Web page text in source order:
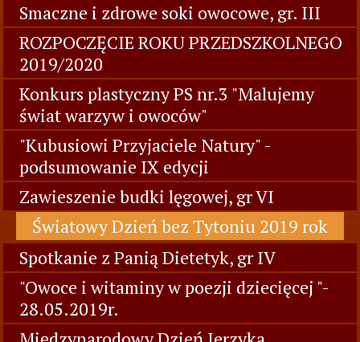
Smaczne i zdrowe soki owocowe, gr. III
ROZPOCZĘCIE ROKU PRZEDSZKOLNEGO
2019/2020
Konkurs plastyczny PS nr.3 "Malujemy
świat warzyw i owoców"
"Kubusiowi Przyjaciele Natury" -
podsumowanie IX edycji
Zawieszenie budki lęgowej, gr VI
Światowy Dzień bez Tytoniu 2019 rok
Spotkanie z Panią Dietetyk, gr IV
"Owoce i witaminy w poezji dziecięcej "-
28.05.2019r.